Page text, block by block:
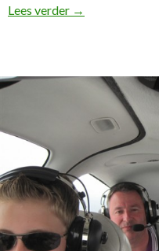
Lees verder Vliegen met
→